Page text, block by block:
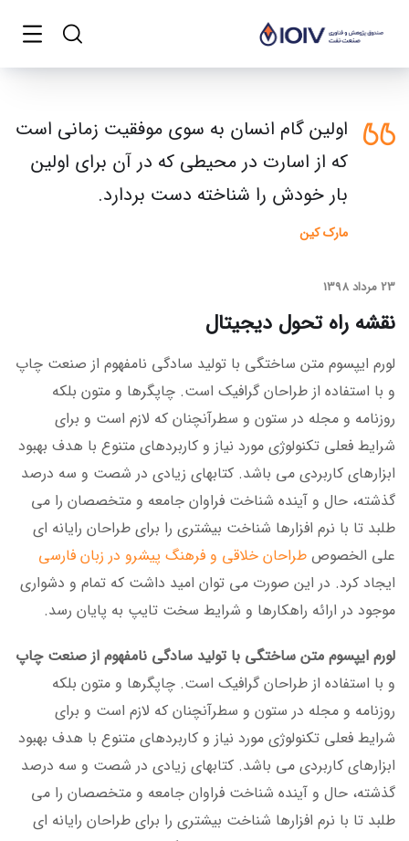
اولین گام انسان به سوی موفقیت زمانی است
که از اسارت در محیطی که در آن برای اولین
بار خودش را شناخته دست بردارد.
مارک کین
23 مرداد 1398
نقشه راه تحول دیجیتال
لورم ایپسوم متن ساختگی با تولید سادگی نامفهوم از صنعت چاپ
و با استفاده از طراحان گرافیک است. چاپگرها و متون بلکه
روزنامه و مجله در ستون و سطرآنچنان که لازم است و برای
شرایط فعلی تکنولوژی مورد نیاز و کاربردهای متنوع با هدف بهبود
ابزارهای کاربردی می باشد. کتابهای زیادی در شصت و سه درصد
گذشته، حال و آینده شناخت فراوان جامعه و متخصصان را می
طلبد تا با نرم افزارها شناخت بیشتری را برای طراحان رایانه ای
علی الخصوص طراحان خلاقی و فرهنگ پیشرو در زبان فارسی
ایجاد کرد. در این صورت می توان امید داشت که تمام و دشواری
موجود در ارائه راهکارها و شرایط سخت تایپ به پایان رسد.
لورم ایپسوم متن ساختگی با تولید سادگی نامفهوم از صنعت چاپ
و با استفاده از طراحان گرافیک است. چاپگرها و متون بلکه
روزنامه و مجله در ستون و سطرآنچنان که لازم است و برای
شرایط فعلی تکنولوژی مورد نیاز و کاربردهای متنوع با هدف بهبود
ابزارهای کاربردی می باشد. کتابهای زیادی در شصت و سه درصد
گذشته، حال و آینده شناخت فراوان جامعه و متخصصان را می
طلبد تا با نرم افزارها شناخت بیشتری را برای طراحان رایانه ای